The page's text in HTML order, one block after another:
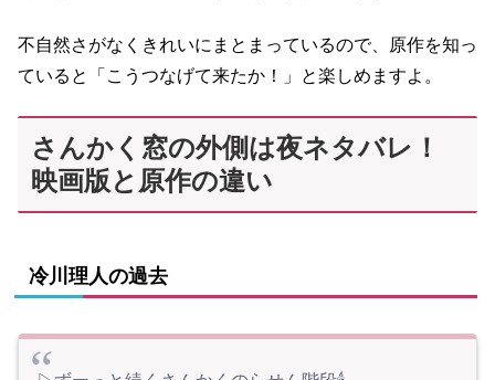
不自然さがなくきれいにまとまっているので、原作を知っ
ていると「こうつなげて来たか！」と楽しめますよ。
さんかく窓の外側は夜ネタバレ！
映画版と原作の違い
冷川理人の過去